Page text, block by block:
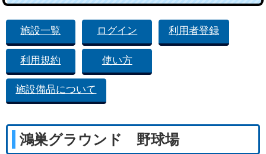
施設一覧 ログイン 利用者登録
利用規約 使い方
施設備品について
鴻巣グラウンド 野球場